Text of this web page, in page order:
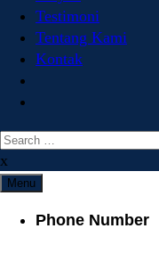
Testimoni
Tentang Kami
Kontak
Search
for:
x
Menu
Phone Number